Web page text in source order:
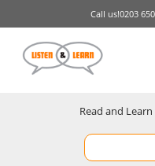
Call us!0203
Read and